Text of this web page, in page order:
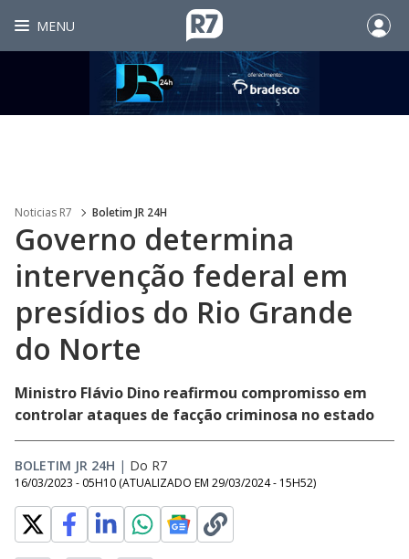
MENU
Noticias R7 Boletim JR 24H
Governo determina
intervenção federal em
presídios do Rio Grande
do Norte
Ministro Flávio Dino reafirmou compromisso em
controlar ataques de facção criminosa no estado
BOLETIM JR 24H | Do R7
16/03/2023 - 05H10 (ATUALIZADO EM 29/03/2024 - 15H52)